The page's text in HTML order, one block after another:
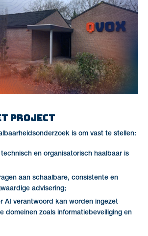
project
is om vast te stellen:
en organisatorisch haalbaar is
aan schaalbare, consistente en
advisering;
AI verantwoord kan worden ingezet
domeinen zoals informatiebeveiliging en